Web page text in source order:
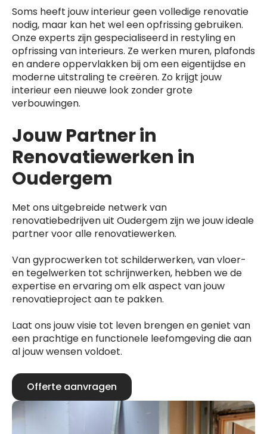
Soms heeft jouw interieur geen volledige renovatie
nodig, maar kan het wel een opfrissing gebruiken.
Onze experts zijn gespecialiseerd in restyling en
opfrissing van interieurs. Ze werken muren, plafonds
en andere oppervlakken bij om een eigentijdse en
moderne uitstraling te creëren. Zo krijgt jouw
interieur een nieuwe look zonder grote
verbouwingen.
Jouw Partner in
Renovatiewerken in
Oudergem
Met ons uitgebreide netwerk van
renovatiebedrijven uit Oudergem zijn we jouw ideale
partner voor alle renovatiewerken.
Van gyprocwerken tot schilderwerken, van vloer-
en tegelwerken tot schrijnwerken, hebben we de
expertise en ervaring om elk aspect van jouw
renovatieproject aan te pakken.
Laat ons jouw visie tot leven brengen en geniet van
een prachtige en functionele leefomgeving die aan
al jouw wensen voldoet.
Offerte aanvragen